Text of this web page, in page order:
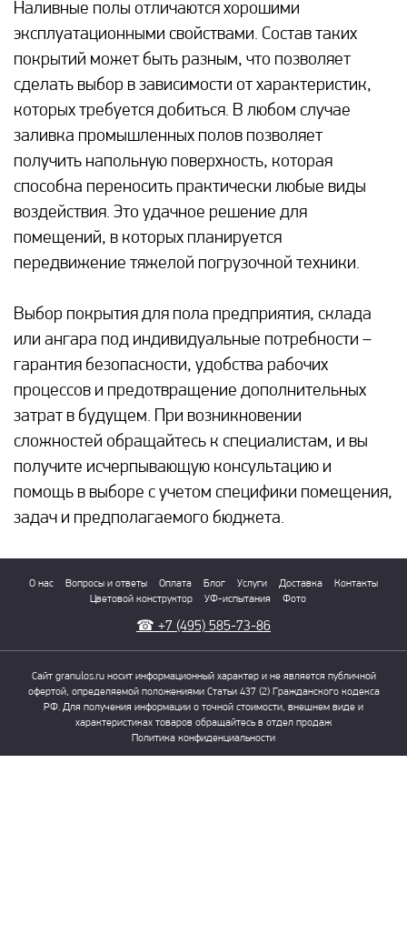
Наливные полы отличаются хорошими
эксплуатационными свойствами. Состав таких
покрытий может быть разным, что позволяет
сделать выбор в зависимости от характеристик,
которых требуется добиться. В любом случае
заливка промышленных полов позволяет
получить напольную поверхность, которая
способна переносить практически любые виды
воздействия. Это удачное решение для
помещений, в которых планируется
передвижение тяжелой погрузочной техники.
Выбор покрытия для пола предприятия, склада
или ангара под индивидуальные потребности –
гарантия безопасности, удобства рабочих
процессов и предотвращение дополнительных
затрат в будущем. При возникновении
сложностей обращайтесь к специалистам, и вы
получите исчерпывающую консультацию и
помощь в выборе с учетом специфики помещения,
задач и предполагаемого бюджета.
О нас Вопросы и ответы Оплата Блог Услуги Доставка
Контакты
Цветовой конструктор
УФ-испытания Фото
☎ +7 (495) 585-73-86
Сайт granulos.ru носит информационный характер и не является публичной
офертой, определяемой положениями Статьи 437 (2) Гражданского кодекса
РФ. Для получения информации о точной стоимости, внешнем виде и
характеристиках товаров обращайтесь в отдел продаж
Политика конфиденциальности